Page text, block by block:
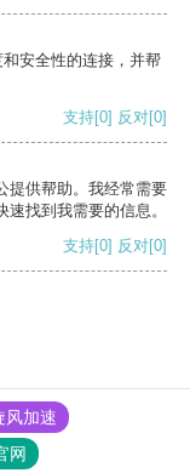
安全性的连接，并帮
支持[0] 反对[0]
提供帮助。我经常需要
找到我需要的信息。
支持[0] 反对[0]
风加速
网